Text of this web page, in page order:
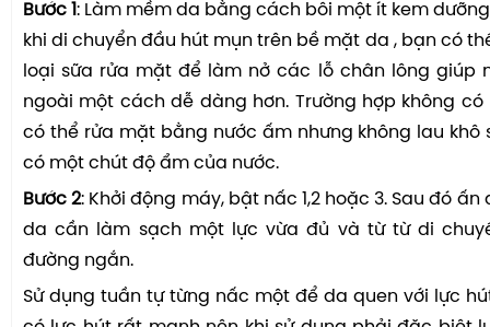
Bước 1: Làm mềm da bằng cách bôi một ít kem
khi di chuyển đầu hút mụn trên bề mặt da , bạn có
loại sữa rửa mặt để làm nở các lỗ chân lông giúp
ngoài một cách dễ dàng hơn. Trường hợp không có
có thể rửa mặt bằng nước ấm nhưng không lau khô
có một chút độ ẩm của nước.
Bước 2: Khởi động máy, bật nấc 1,2 hoặc 3. Sau đó
da cần làm sạch một lực vừa đủ và từ từ di
đường ngắn.
Sử dụng tuần tự từng nấc một để da quen với lực